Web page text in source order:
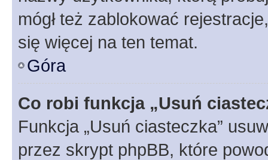
mógł też zablokować
się więcej na ten temat.
Góra
Co robi funkcja „Usuń
Funkcja „Usuń ciasteczka”
przez skrypt phpBB, które